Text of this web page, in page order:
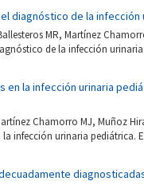
diagnóstico de la
MR, Martínez
de la infección
en la infección urinaria
Chamorro MJ, Muñoz
infección urinaria pediátrica.